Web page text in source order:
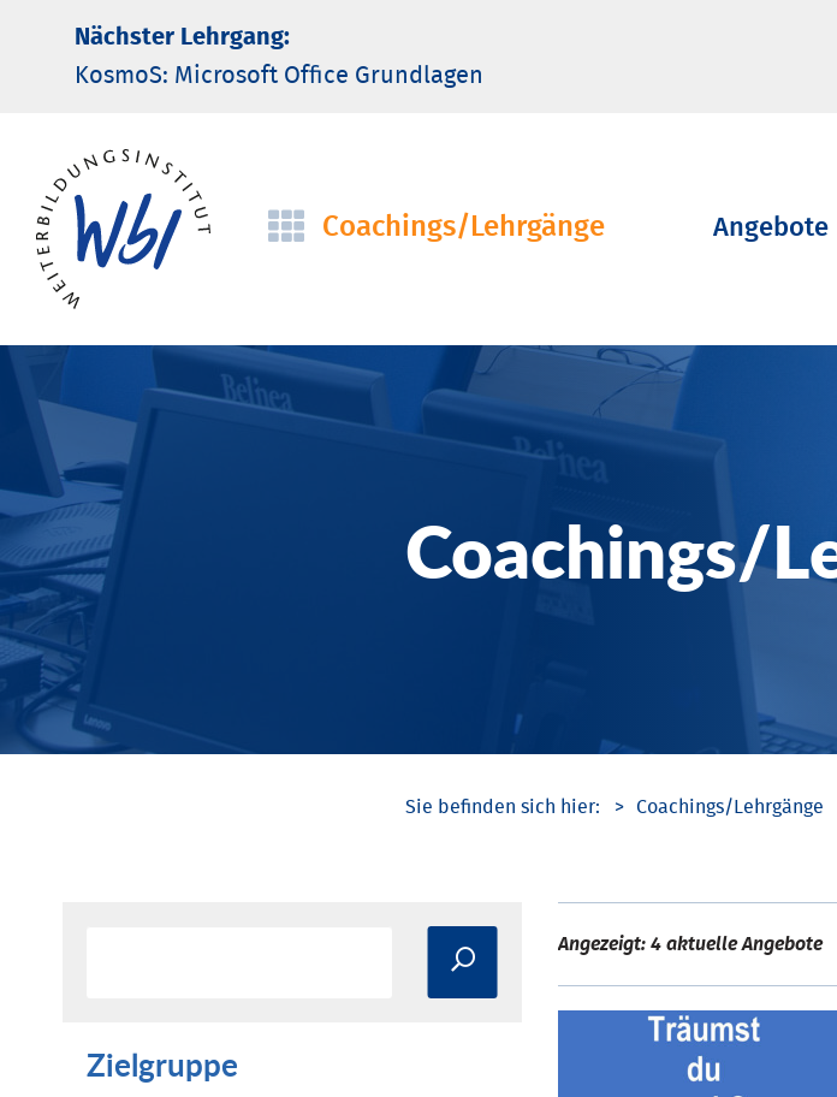
Nächster Lehrgang:
KosmoS: Microsoft Office Grund­lagen
Navigation
Coachings/­Lehrgänge
Navigation
Angebote
Coachings/­
Coachings/­Lehrgänge
Zielgruppe
Angezeigt: 4 aktuelle Angebote